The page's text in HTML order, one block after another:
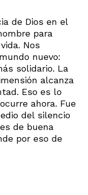
de Dios en el
para
Nos
nuevo:
solidario. La
alcanza
Eso es lo
ahora. Fue
del silencio
de buena
por eso de